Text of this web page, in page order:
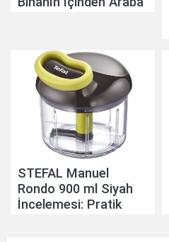
STEFAL Manuel
Rondo 900 ml Siyah
İncelemesi: Pratik